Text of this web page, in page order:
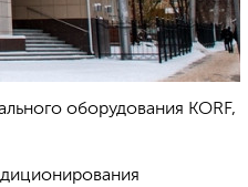
оборудования KORF,